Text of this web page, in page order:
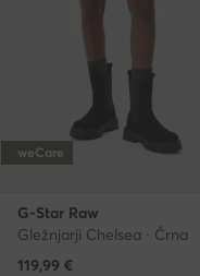
weCare
G-Star Raw
Gležnjarji Chelsea · Črna
119,99 €